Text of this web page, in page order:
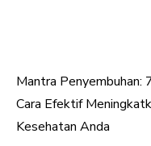
Post
navigation
Mantra Penyembuhan:
Cara Efektif
Kesehatan Anda